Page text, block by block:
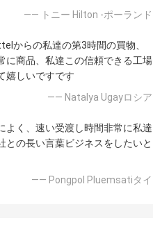
—— トニー Hilton -ポーランド
からの私達の第3時間の買物、
に商品、私達この信頼できる工場
嬉しいですです
—— Natalya Ugayロシア
よく、速い受渡し時間非常に私達
との長い言葉ビジネスをしたいと
—— Pongpol Pluemsatiタイ